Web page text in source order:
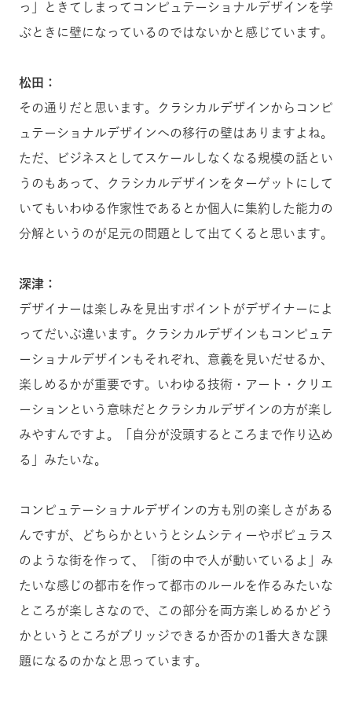
っ」ときてしまってコンピュテーショナルデザインを学
ぶときに壁になっているのではないかと感じています。
松田：
その通りだと思います。クラシカルデザインからコンピ
ュテーショナルデザインへの移行の壁はありますよね。
ただ、ビジネスとしてスケールしなくなる規模の話とい
うのもあって、クラシカルデザインをターゲットにして
いてもいわゆる作家性であるとか個人に集約した能力の
分解というのが足元の問題として出てくると思います。
深津：
デザイナーは楽しみを見出すポイントがデザイナーによ
ってだいぶ違います。クラシカルデザインもコンピュテ
ーショナルデザインもそれぞれ、意義を見いだせるか、
楽しめるかが重要です。いわゆる技術・アート・クリエ
ーションという意味だとクラシカルデザインの方が楽し
みやすんですよ。「自分が没頭するところまで作り込め
る」みたいな。
コンピュテーショナルデザインの方も別の楽しさがある
んですが、どちらかというとシムシティーやポピュラス
のような街を作って、「街の中で人が動いているよ」み
たいな感じの都市を作って都市のルールを作るみたいな
ところが楽しさなので、この部分を両方楽しめるかどう
かというところがブリッジできるか否かの1番大きな課
題になるのかなと思っています。